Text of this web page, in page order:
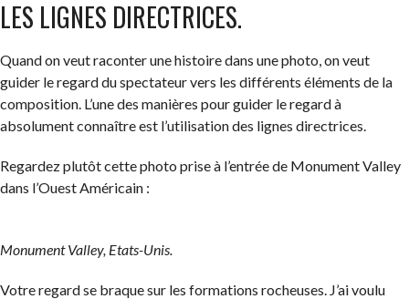
LES LIGNES DIRECTRICES.
Quand on veut raconter une histoire dans une photo, on veut
guider le regard du spectateur vers les différents éléments de la
composition. L’une des manières pour guider le regard à
absolument connaître est l’utilisation des lignes directrices.
Regardez plutôt cette photo prise à l’entrée de Monument Valley
dans l’Ouest Américain :
Monument Valley, Etats-Unis.
Votre regard se braque sur les formations rocheuses. J’ai voulu